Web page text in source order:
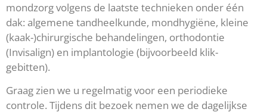
mondzorg volgens de laatste technieken onder één
dak: algemene tandheelkunde, mondhygiëne, kleine
(kaak-)chirurgische behandelingen, orthodontie
(Invisalign) en implantologie (bijvoorbeeld klik-
gebitten).
Graag zien we u regelmatig voor een periodieke
controle. Tijdens dit bezoek nemen we de dagelijkse